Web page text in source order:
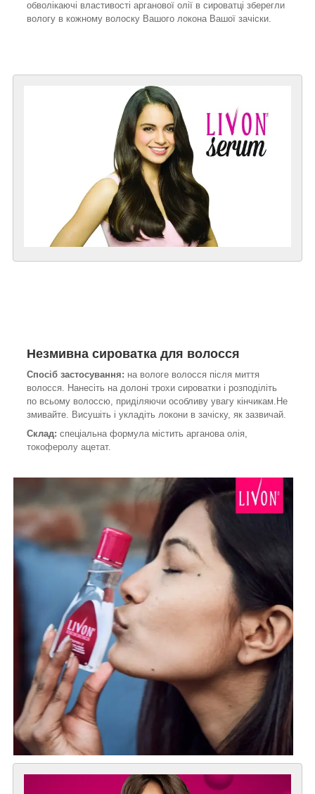
обволікаючі властивості арганової олії в сироватці зберегли
вологу в кожному волоску Вашого локона Вашої зачіски.
Незмивна сироватка для волосся
Спосіб застосування: на вологе волосся після миття
волосся. Нанесіть на долоні трохи сироватки і розподіліть
по всьому волоссю, приділяючи особливу увагу кінчикам.Не
змивайте. Висушіть і укладіть локони в зачіску, як зазвичай.
Склад: спеціальна формула містить арганова олія,
токоферолу ацетат.